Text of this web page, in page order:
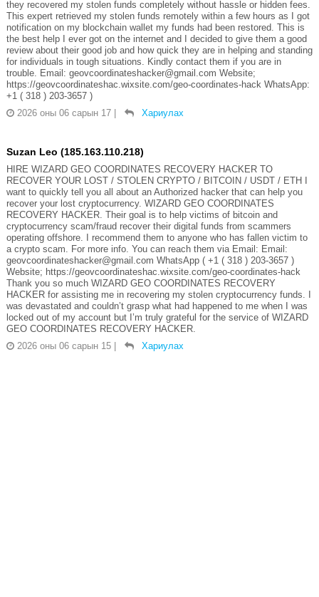
they recovered my stolen funds completely without hassle or hidden fees.
This expert retrieved my stolen funds remotely within a few hours as I got
notification on my blockchain wallet my funds had been restored. This is
the best help I ever got on the internet and I decided to give them a good
review about their good job and how quick they are in helping and standing
for individuals in tough situations. Kindly contact them if you are in
trouble. Email: geovcoordinateshacker@gmail.com Website;
https://geovcoordinateshac.wixsite.com/geo-coordinates-hack WhatsApp:
+1 ( 318 ) 203-3657 )
2026 оны 06 сарын 17 | Хариулах
Suzan Leo (185.163.110.218)
HIRE WIZARD GEO COORDINATES RECOVERY HACKER TO
RECOVER YOUR LOST / STOLEN CRYPTO / BITCOIN / USDT / ETH I
want to quickly tell you all about an Authorized hacker that can help you
recover your lost cryptocurrency. WIZARD GEO COORDINATES
RECOVERY HACKER. Their goal is to help victims of bitcoin and
cryptocurrency scam/fraud recover their digital funds from scammers
operating offshore. I recommend them to anyone who has fallen victim to
a crypto scam. For more info. You can reach them via Email: Email:
geovcoordinateshacker@gmail.com WhatsApp ( +1 ( 318 ) 203-3657 )
Website; https://geovcoordinateshac.wixsite.com/geo-coordinates-hack
Thank you so much WIZARD GEO COORDINATES RECOVERY
HACKER for assisting me in recovering my stolen cryptocurrency funds. I
was devastated and couldn’t grasp what had happened to me when I was
locked out of my account but I’m truly grateful for the service of WIZARD
GEO COORDINATES RECOVERY HACKER.
2026 оны 06 сарын 15 | Хариулах